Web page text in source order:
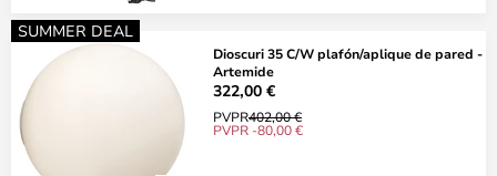
SUMMER DEAL
Dioscuri 35 C/W plafón/aplique de pared -
Artemide
322,00 €
PVPR402,00 €
PVPR -80,00 €